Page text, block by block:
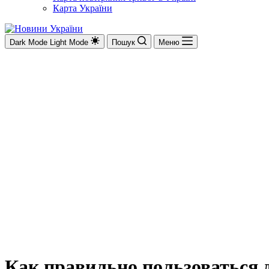
Карта України
Dark Mode Light Mode Пошук Меню